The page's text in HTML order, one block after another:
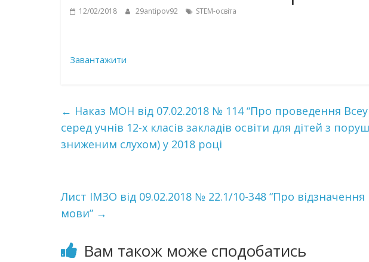
12/02/2018 29antipov92 STEM-освіта
Завантажити
← Наказ МОН від 07.02.2018 № 114 “Про проведення
серед учнів 12-х класів закладів освіти для дітей з
зниженим слухом) у 2018 році
Лист ІМЗО від 09.02.2018 № 22.1/10-348 “Про
мови” →
Вам також може сподобатись